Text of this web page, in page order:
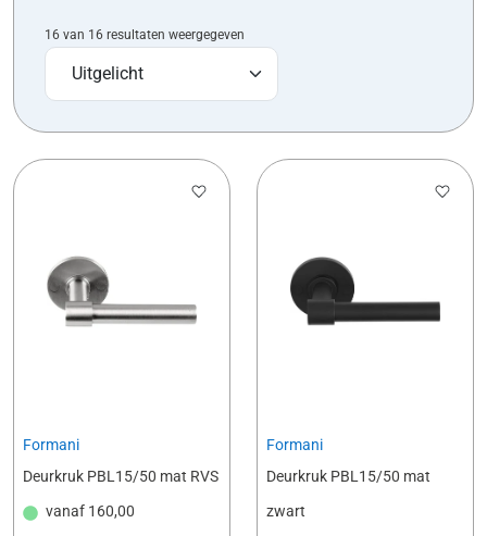
16 van 16 resultaten weergegeven
Formani
Deurkruk PBL15/50 mat RVS
vanaf 160,00
Formani
Deurkruk PBL15/50 mat
zwart